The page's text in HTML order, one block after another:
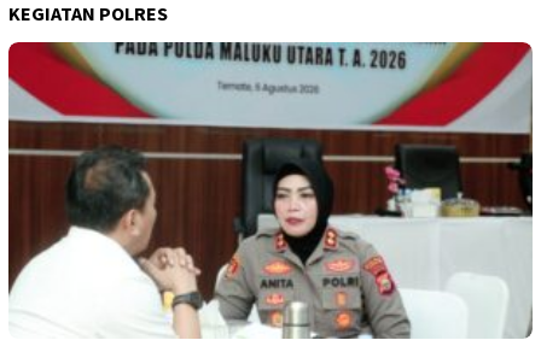
KEGIATAN POLRES